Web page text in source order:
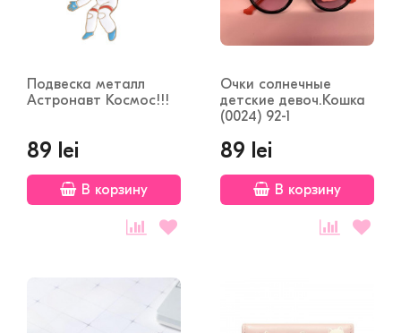
Подвеска металл
Астронавт Космос!!!
89 lei
В корзину
Очки солнечные
детские девоч.Кошка
(0024) 92-1
89 lei
В корзину